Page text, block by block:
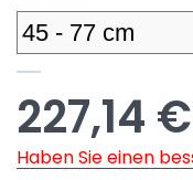
227,14 €
Haben Sie einen